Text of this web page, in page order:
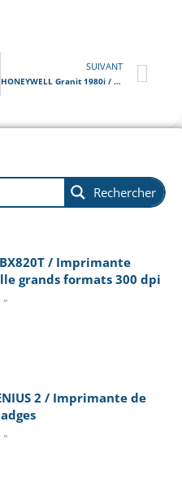
SUIVANT
HONEYWELL Granit 1980i / Scanner code barre Industriel
Rechercher
BX820T / Imprimante
grands formats 300 dpi
»
2 / Imprimante de
»